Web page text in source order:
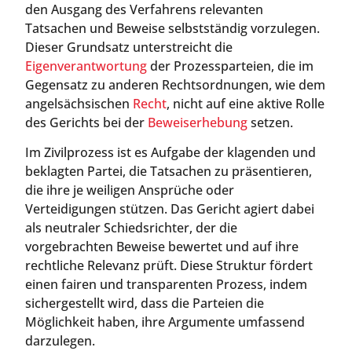
den Ausgang des Verfahrens relevanten
Tatsachen und Beweise selbstständig vorzulegen.
Dieser Grundsatz unterstreicht die
Eigenverantwortungder Prozessparteien, die im
Gegensatz zu anderen Rechtsordnungen, wie dem
angelsächsischen Recht, nicht auf eine aktive Rolle
des Gerichts bei der Beweiserhebungsetzen.
Im Zivilprozess ist es Aufgabe der klagenden und
beklagten Partei, die Tatsachen zu präsentieren,
die ihre je weiligen Ansprüche oder
Verteidigungen stützen. Das Gericht agiert dabei
als neutraler Schiedsrichter, der die
vorgebrachten Beweise bewertet und auf ihre
rechtliche Relevanz prüft. Diese Struktur fördert
einen fairen und transparenten Prozess, indem
sichergestellt wird, dass die Parteien die
Möglichkeit haben, ihre Argumente umfassend
darzulegen.